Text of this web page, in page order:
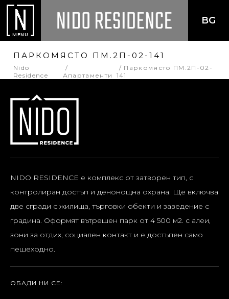
MENU
BG
ПАРКОМЯСТО ПМ.2П-02-141
Nido
Residence
Апартаменти
Паркомясто ПМ.2П-02-
141
NIDO RESIDENCE е комплекс от затворен тип, с
контролиран достъп и денонощна охрана. Ще включва
две сгради с жилища, търговки обекти и заведение с
градина. Оформят вътрешен парк от 4 500 м2. с алеи,
зони за отдих, социален контакт и е достъпен само
пешеходно.
ОБАДИ НИ СЕ: